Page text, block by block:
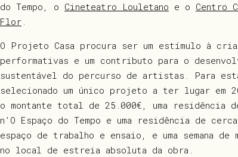
do Tempo, o Cineteatro Louletano e o Centro
Flor .
O Projeto Casa procura ser um estímulo à
performativas e um contributo para o
sustentável do percurso de artistas. Para
selecionado um único projeto a ter lugar em
o montante total de 25.000€, uma residência
n’O Espaço do Tempo e uma residência de cerca
espaço de trabalho e ensaio, e uma semana de
no local de estreia absoluta da obra.